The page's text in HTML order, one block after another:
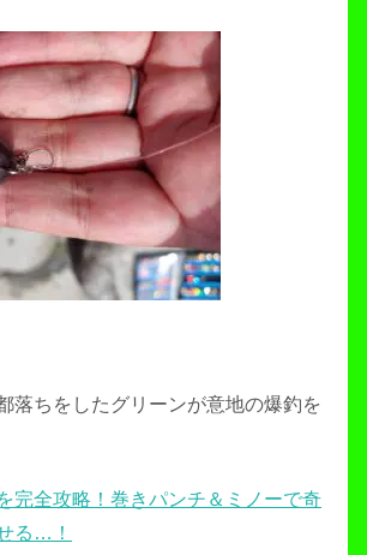
落ちをしたグリーンが意地の爆釣を
完全攻略！巻きパンチ＆ミノーで奇
る…！